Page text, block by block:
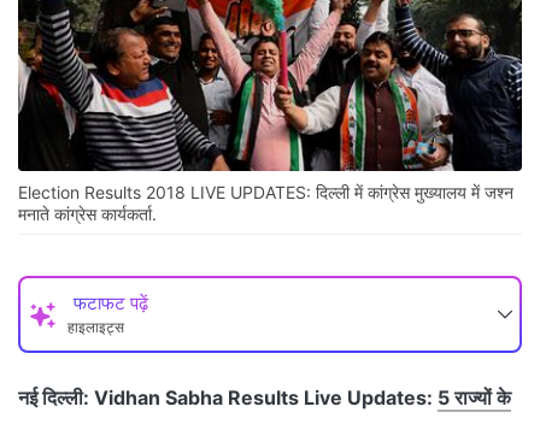
Election Results 2018 LIVE UPDATES: दिल्ली में कांग्रेस मुख्यालय में जश्न
मनाते कांग्रेस कार्यकर्ता.
फटाफट पढ़ें
हाइलाइट्स
नई दिल्‍ली: Vidhan Sabha Results Live Updates: 5 राज्यों के